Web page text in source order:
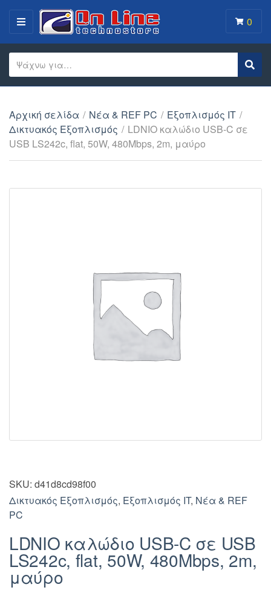
MENU
Category name
Search text
0
Αρχική σελίδα / Νέα & REF PC / Εξοπλισμός IT /
Δικτυακός Εξοπλισμός / LDNIO καλώδιο USB-C σε
USB LS242c, flat, 50W, 480Mbps, 2m, μαύρο
SKU: d41d8cd98f00
Δικτυακός Εξοπλισμός, Εξοπλισμός IT, Νέα & REF
PC
LDNIO καλώδιο USB-C σε USB
LS242c, flat, 50W, 480Mbps, 2m,
μαύρο